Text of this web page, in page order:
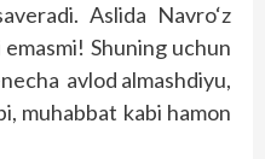
Aslida Navro‘z
Shuning uchun
avlod almashdiyu,
muhabbat kabi hamon